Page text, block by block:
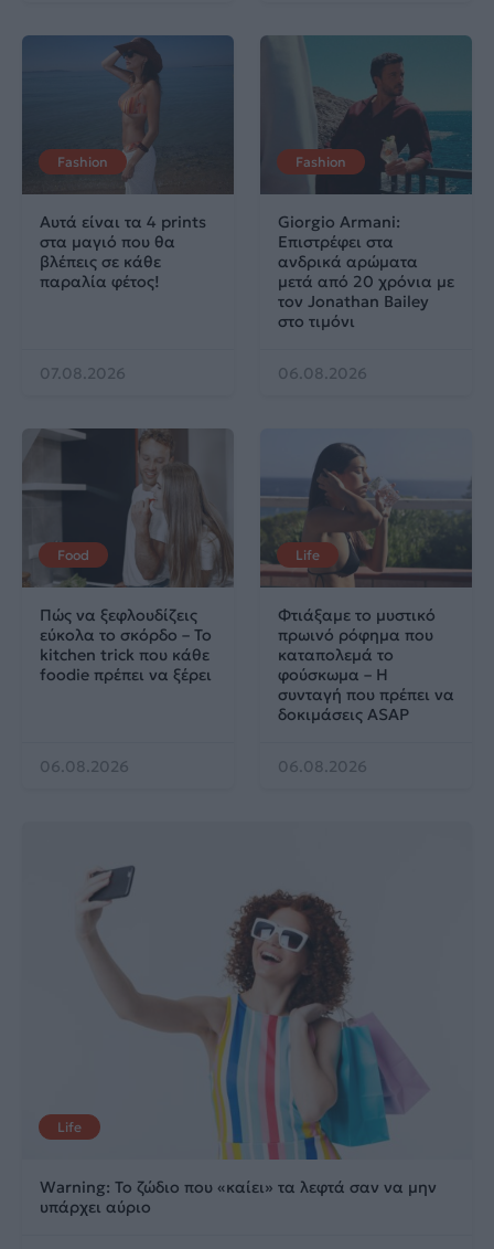
Fashion
Αυτά είναι τα 4 prints
στα μαγιό που θα
βλέπεις σε κάθε
παραλία φέτος!
07.08.2026
Fashion
Giorgio Armani:
Επιστρέφει στα
ανδρικά αρώματα
μετά από 20 χρόνια με
τον Jonathan Bailey
στο τιμόνι
06.08.2026
Food
Πώς να ξεφλουδίζεις
εύκολα το σκόρδο – Το
kitchen trick που κάθε
foodie πρέπει να ξέρει
06.08.2026
Life
Φτιάξαμε το μυστικό
πρωινό ρόφημα που
καταπολεμά το
φούσκωμα – Η
συνταγή που πρέπει να
δοκιμάσεις ASAP
06.08.2026
Life
Warning: Το ζώδιο που «καίει» τα λεφτά σαν να μην
υπάρχει αύριο